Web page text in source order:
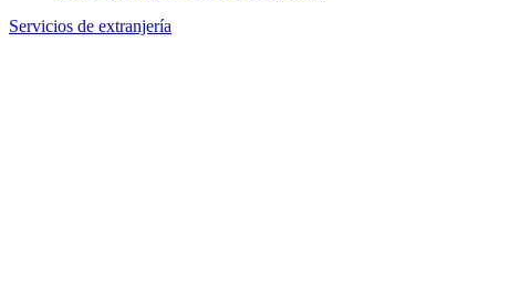
Servicios de extranjería